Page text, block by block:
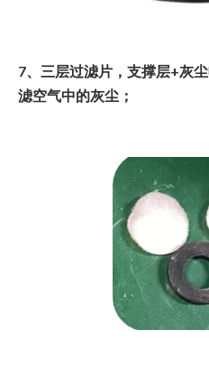
7、三层过滤片，支撑层+灰
滤空气中的灰尘；